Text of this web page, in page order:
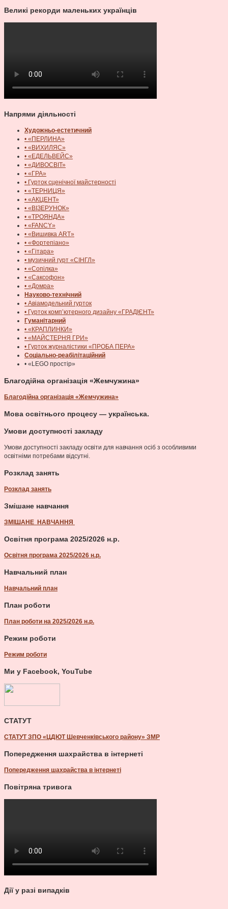
Великі рекорди маленьких українців
Напрями діяльності
Художньо-естетичний
• «ПЕРЛИНА»
• «ВИХИЛЯС»
• «ЕДЕЛЬВЕЙС»
• «ДИВОСВІТ»
• «ГРА»
• Гурток сценічної майстерності
• «ТЕРНИЦЯ»
• «АКЦЕНТ»
• «ВІЗЕРУНОК»
• «ТРОЯНДА»
• «FANCY»
• «Вишивка ART»
• «Фортепіано»
• «Гітара»
• музичний гурт «СІНГЛ»
• «Сопілка»
• «Саксофон»
• «Домра»
Науково-технічний
• Авіамодельний гурток
• Гурток комп’ютерного дизайну «ГРАДІЄНТ»
Гуманітарний
• «КРАПЛИНКИ»
• «МАЙСТЕРНЯ ГРИ»
• Гурток журналістики «ПРОБА ПЕРА»
Соціально-реабілітаційний
• «LEGO простір»
Благодійна організація «Жемчужина»
Благодійна організація «Жемчужина»
Мова освітнього процесу — українська.
Умови доступності закладу
Умови доступності закладу освіти для навчання осіб з особливими
освітніми потребами відсутні.
Розклад занять
Розклад занять
Змішане навчання
ЗМІШАНЕ НАВЧАННЯ
Освітня програма 2025/2026 н.р.
Освітня програма 2025/2026 н.р.
Навчальний план
Навчальний план
План роботи
План роботи на 2025/2026 н.р.
Режим роботи
Режим роботи
Ми у Facebook, YouTube
СТАТУТ
СТАТУТ ЗПО «ЦДЮТ Шевченківського району» ЗМР
Попередження шахрайства в інтернеті
Попередження шахрайства в інтернеті
Повітряна тривога
Дії у разі випадків